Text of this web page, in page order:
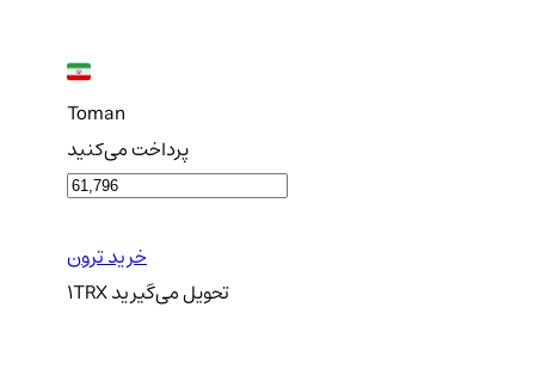
Toman
پرداخت می‌کنید
خرید ترون
1TRX تحویلمی‌گیرید